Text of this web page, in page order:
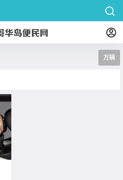
万辆